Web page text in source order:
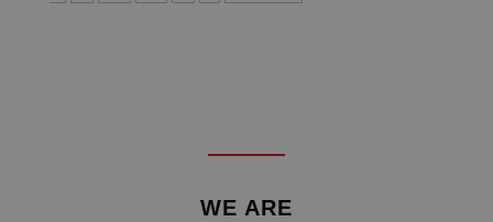
WE ARE